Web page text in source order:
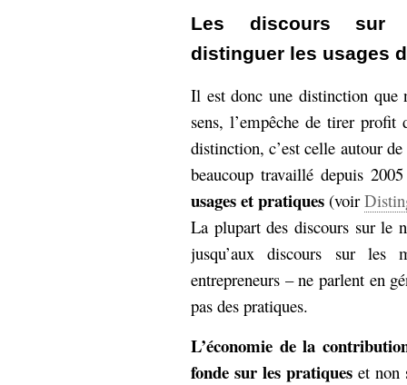
Les discours sur
distinguer les usages
Il est donc une distinction
sens, l’empêche de tirer profit
distinction, c’est celle autour
beaucoup travaillé depuis
usages et pratiques (voir
La plupart des discours sur le
jusqu’aux discours sur les
entrepreneurs – ne parlent en
pas des pratiques.
L’économie de la
fonde sur les pratiqueset non